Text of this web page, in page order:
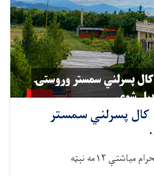
بغلان پوهنتون کې د ۱۴۰۵ کال پسرلني سمستر